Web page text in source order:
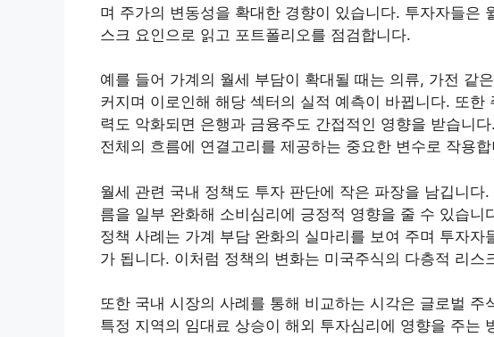
며 주가의 변동성을 확대한 경향이 있습니다. 투자자들은
스크 요인으로 읽고 포트폴리오를 점검합니다.
예를 들어 가계의 월세 부담이 확대될 때는 의류, 가전 같
커지며 이로인해 해당 섹터의 실적 예측이 바뀝니다. 또한
력도 악화되면 은행과 금융주도 간접적인 영향을 받습니
전체의 흐름에 연결고리를 제공하는 중요한 변수로 작용
월세 관련 국내 정책도 투자 판단에 작은 파장을 남깁니다
름을 일부 완화해 소비심리에 긍정적 영향을 줄 수 있습
정책 사례는 가계 부담 완화의 실마리를 보여 주며 투자자
가 됩니다. 이처럼 정책의 변화는 미국주식의 다층적 리스
또한 국내 시장의 사례를 통해 비교하는 시각은 글로벌 주
특정 지역의 임대료 상승이 해외 투자심리에 영향을 주는